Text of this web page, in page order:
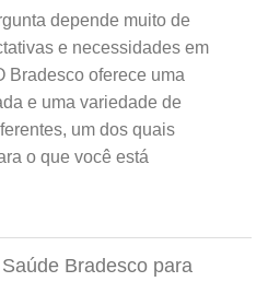
depende muito de
e necessidades em
Bradesco oferece uma
e uma variedade de
um dos quais
o que você está
Bradesco para